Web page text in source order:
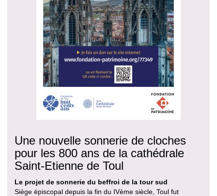
Une nouvelle sonnerie de cloches
pour les 800 ans de la cathédrale
Saint-Etienne de Toul
Le projet de sonnerie du beffroi de la tour sud
Siège épiscopal depuis la fin du IVème siècle, Toul fut